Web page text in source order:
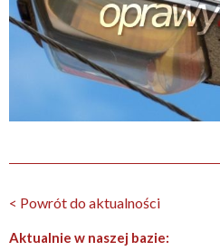
< Powrót do aktualności
Aktualnie w naszej bazie: